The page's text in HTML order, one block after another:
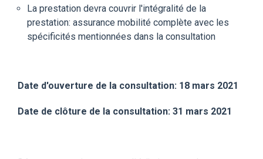
La prestation devra couvrir l'intégralité de la
prestation: assurance mobilité complète avec les
spécificités mentionnées dans la consultation
Date d'ouverture de la consultation: 18 mars 2021
Date de clôture de la consultation: 31 mars 2021